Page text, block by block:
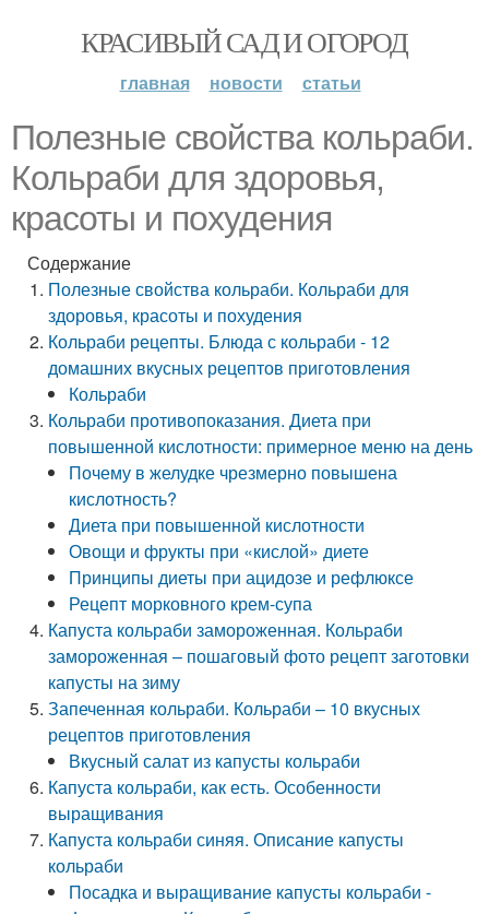
КРАСИВЫЙ САД И ОГОРОД
главная новости статьи
Полезные свойства кольраби.
Кольраби для здоровья,
красоты и похудения
Содержание
Полезные свойства кольраби. Кольраби для
здоровья, красоты и похудения
Кольраби рецепты. Блюда с кольраби - 12
домашних вкусных рецептов приготовления
Кольраби
Кольраби противопоказания. Диета при
повышенной кислотности: примерное меню на день
Почему в желудке чрезмерно повышена
кислотность?
Диета при повышенной кислотности
Овощи и фрукты при «кислой» диете
Принципы диеты при ацидозе и рефлюксе
Рецепт морковного крем-супа
Капуста кольраби замороженная. Кольраби
замороженная – пошаговый фото рецепт заготовки
капусты на зиму
Запеченная кольраби. Кольраби – 10 вкусных
рецептов приготовления
Вкусный салат из капусты кольраби
Капуста кольраби, как есть. Особенности
выращивания
Капуста кольраби синяя. Описание капусты
кольраби
Посадка и выращивание капусты кольраби -